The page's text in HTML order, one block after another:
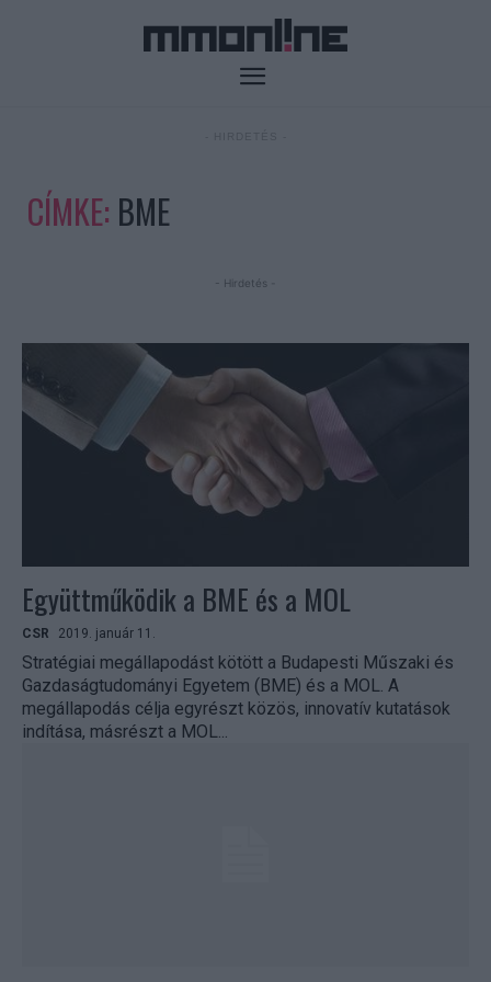
CÍMKE: BME
- Hirdetés -
Együttműködik a BME és a MOL
CSR 2019. január 11.
Stratégiai megállapodást kötött a Budapesti Műszaki és
Gazdaságtudományi Egyetem (BME) és a MOL. A
megállapodás célja egyrészt közös, innovatív kutatások
indítása, másrészt a MOL...